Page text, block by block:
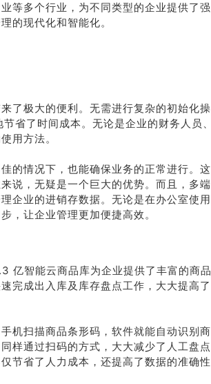
等多个行业，为不同类型的企业提供了强
的现代化和智能化。
了极大的便利。无需进行复杂的初始化操
省了时间成本。无论是企业的财务人员、
用方法。
的情况下，也能确保业务的正常进行。这
说，无疑是一个巨大的优势。而且，多端
企业的进销存数据。无论是在办公室使用
，让企业管理更加便捷高效。
亿智能云商品库为企业提供了丰富的商品
完成出入库及库存盘点工作，大大提高了
机扫描商品条形码，软件就能自动识别商
样通过扫码的方式，大大减少了人工盘点
节省了人力成本，还提高了数据的准确性